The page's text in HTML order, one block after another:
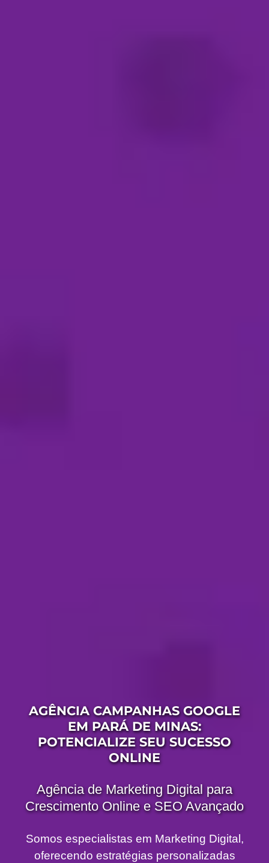
AGÊNCIA CAMPANHAS GOOGLE
EM PARÁ DE MINAS:
POTENCIALIZE SEU SUCESSO
ONLINE
Agência de Marketing Digital para
Crescimento Online e SEO Avançado
Somos especialistas em Marketing Digital,
oferecendo estratégias personalizadas